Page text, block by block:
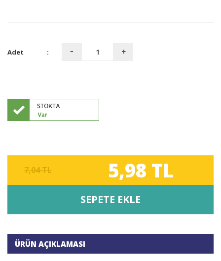
Adet :
7,04 TL 5,98 TL
SEPETE EKLE
ÜRÜN AÇIKLAMASI